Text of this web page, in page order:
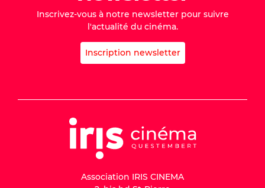
Inscrivez-vous à notre newsletter pour suivre
l'actualité du cinéma.
Inscription newsletter
Association IRIS CINEMA